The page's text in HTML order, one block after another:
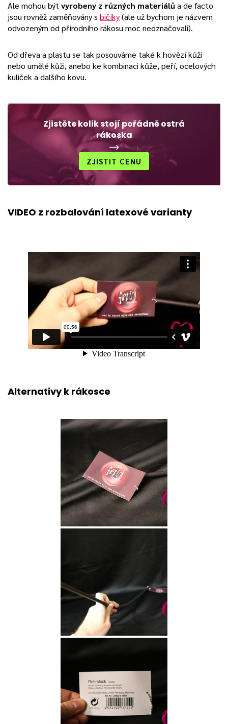
Ale mohou být vyrobeny z různých materiálůa de facto
jsou rovněž zaměňovány s bičíky(ale už bychom je názvem
odvozeným od přírodního rákosu moc neoznačovali).
Od dřeva a plastu se tak posouváme také k hovězí kůži
nebo umělé kůži, anebo ke kombinaci kůže, peří, ocelových
kuliček a dalšího kovu.
Zjistěte kolik stojí pořádně ostrá
rákoska
ZJISTIT CENU
VIDEO z rozbalování latexové varianty
Alternativy k rákosce